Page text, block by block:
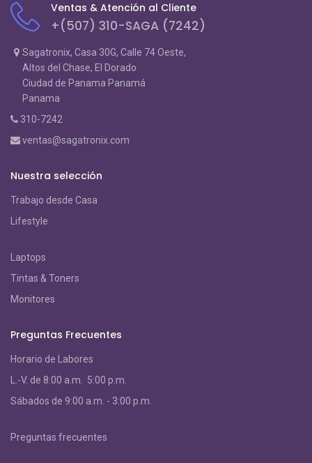
Ventas & Atención al Cliente
+(507) 310-SAGA (7242)
Sagatronix, Casa 30G, Calle 74 Oeste,
Altos del Chase, El Dorado
Ciudad de Panama Panamá
Panama
310-7242
ventas@sagatronix.com
Nuestra selección
Trabajo desde Casa
Lifestyle
Laptops
Tintas & Toners
Monitores
Preguntas Frecuentes
Horario de Labores
L.-V. de 8:00 a.m. 5:00 p.m.
Sábados de 9:00 a.m. - 3:00 p.m.
Preguntas frecuentes